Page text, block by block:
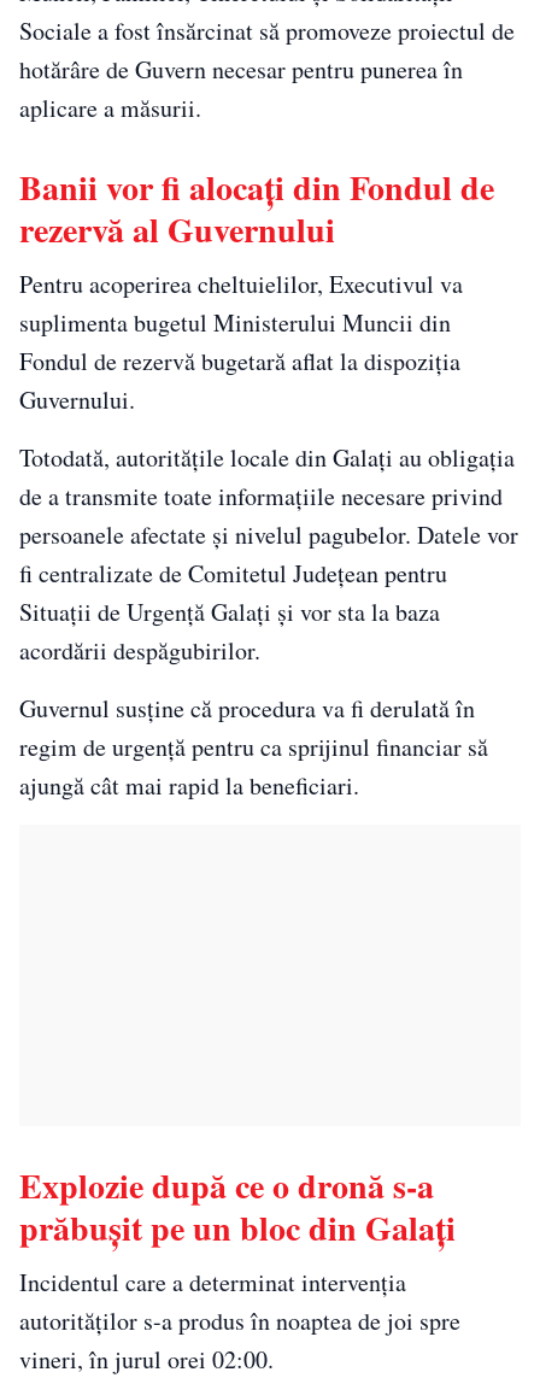
Sociale a fost însărcinat să promoveze proiectul de
hotărâre de Guvern necesar pentru punerea în
aplicare a măsurii.
Banii vor fi alocați din Fondul de
rezervă al Guvernului
Pentru acoperirea cheltuielilor, Executivul va
suplimenta bugetul Ministerului Muncii din
Fondul de rezervă bugetară aflat la dispoziția
Guvernului.
Totodată, autoritățile locale din Galați au obligația
de a transmite toate informațiile necesare privind
persoanele afectate și nivelul pagubelor. Datele vor
fi centralizate de Comitetul Județean pentru
Situații de Urgență Galați și vor sta la baza
acordării despăgubirilor.
Guvernul susține că procedura va fi derulată în
regim de urgență pentru ca sprijinul financiar să
ajungă cât mai rapid la beneficiari.
Explozie după ce o dronă s-a
prăbușit pe un bloc din Galați
Incidentul care a determinat intervenția
autorităților s-a produs în noaptea de joi spre
vineri, în jurul orei 02:00.